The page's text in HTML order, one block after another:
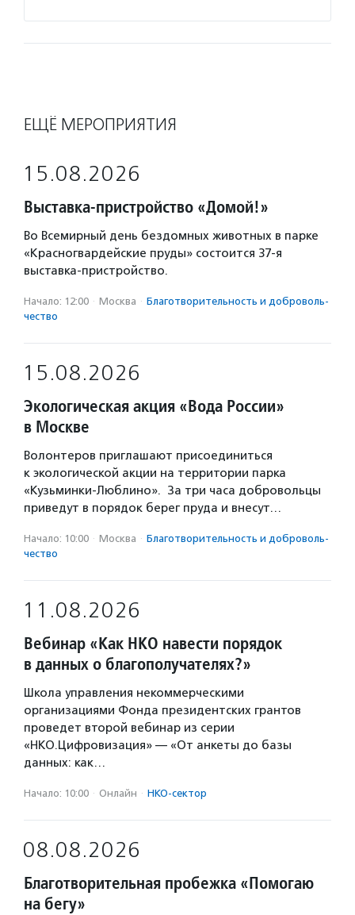
ЕЩЁ МЕРОПРИЯТИЯ
15.08.2026
Выставка-пристройство «Домой!»
Во Всемирный день бездомных животных в парке
«Красногвардейские пруды» состоится 37-я
выставка-пристройство.
Начало: 12:00 · Москва · Благотвори­тель­ность и доброволь­
чест­во
15.08.2026
Экологическая акция «Вода России»
в Москве
Волонтеров приглашают присоединиться
к экологической акции на территории парка
«Кузьминки-Люблино». За три часа добровольцы
приведут в порядок берег пруда и внесут…
Начало: 10:00 · Москва · Благотвори­тель­ность и доброволь­
чест­во
11.08.2026
Вебинар «Как НКО навести порядок
в данных о благополучателях?»
Школа управления некоммерческими
организациями Фонда президентских грантов
проведет второй вебинар из серии
«НКО.Цифровизация» — «От анкеты до базы
данных: как…
Начало: 10:00 · Онлайн · НКО-сектор
08.08.2026
Благотворительная пробежка «Помогаю
на бегу»